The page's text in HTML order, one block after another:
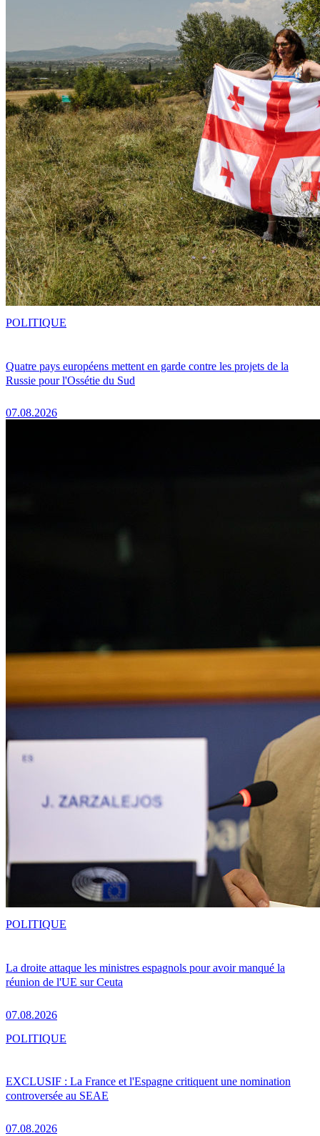
Quatre pays européens mettent en garde contre les projets de la
Russie pour l'Ossétie du Sud
07.08.2026
POLITIQUE
La droite attaque les ministres espagnols pour avoir manqué la
réunion de l'UE sur Ceuta
07.08.2026
POLITIQUE
EXCLUSIF : La France et l'Espagne critiquent une nomination
controversée au SEAE
07.08.2026
POLITIQUE